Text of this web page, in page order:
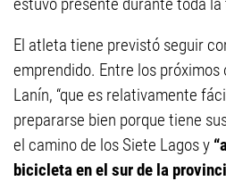
El atleta tiene previstó seguir
emprendido. Entre los
Lanín, “que es relativamente
prepararse bien porque tiene
el camino de los Siete Lagos y
bicicleta en el sur de la